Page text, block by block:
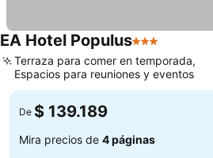
EA Hotel Populus3 Estrellas
Terraza para comer en temporada,
Espacios para reuniones y eventos
De $ 139.189
Mira precios de 4 páginas